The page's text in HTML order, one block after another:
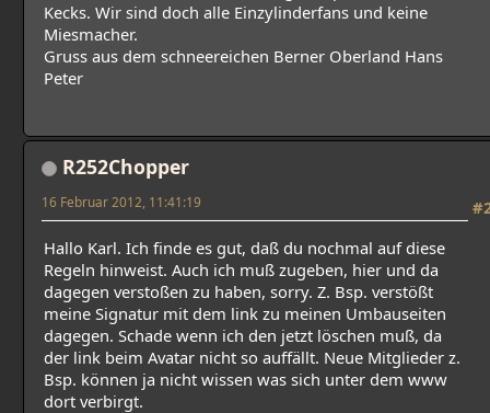
Kecks. Wir sind doch alle Einzylinderfans und keine
Miesmacher.
Gruss aus dem schneereichen Berner Oberland Hans
Peter
R252Chopper
16 Februar 2012, 11:41:19
Hallo Karl. Ich finde es gut, daß du nochmal auf diese
Regeln hinweist. Auch ich muß zugeben, hier und da
dagegen verstoßen zu haben, sorry. Z. Bsp. verstößt
meine Signatur mit dem link zu meinen Umbauseiten
dagegen. Schade wenn ich den jetzt löschen muß, da
der link beim Avatar nicht so auffällt. Neue Mitglieder z.
Bsp. können ja nicht wissen was sich unter dem www
dort verbirgt.